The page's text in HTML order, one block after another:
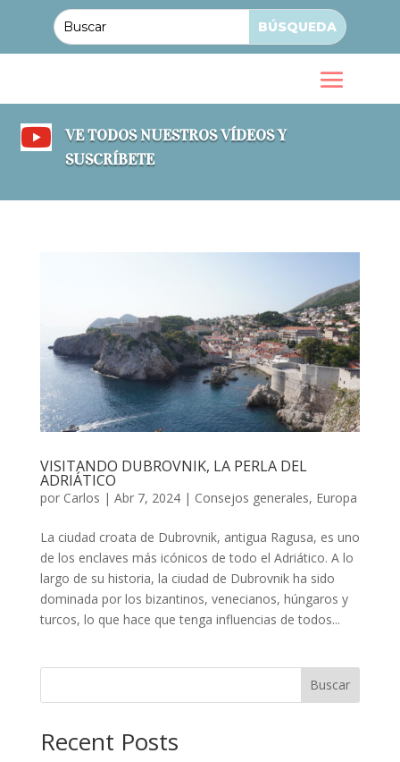

VE TODOS NUESTROS VÍDEOS Y
SUSCRÍBETE
VISITANDO DUBROVNIK, LA PERLA DEL
ADRIÁTICO
por Carlos | Abr 7, 2024| Consejos generales, Europa
La ciudad croata de Dubrovnik, antigua Ragusa, es uno
de los enclaves más icónicos de todo el Adriático. A lo
largo de su historia, la ciudad de Dubrovnik ha sido
dominada por los bizantinos, venecianos, húngaros y
turcos, lo que hace que tenga influencias de todos...
Buscar
Recent Posts